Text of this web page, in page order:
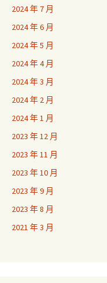
2024 年 7 月
2024 年 6 月
2024 年 5 月
2024 年 4 月
2024 年 3 月
2024 年 2 月
2024 年 1 月
2023 年 12 月
2023 年 11 月
2023 年 10 月
2023 年 9 月
2023 年 8 月
2021 年 3 月